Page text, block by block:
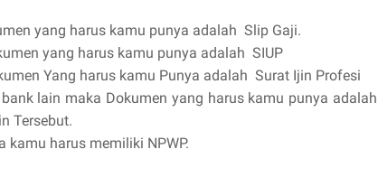
yang harus kamu punya adalah Slip Gaji.
yang harus kamu punya adalah SIUP
Yang harus kamu Punya adalah Surat Ijin Profesi
lain maka Dokumen yang harus kamu punya adalah
Tersebut.
harus memiliki NPWP.